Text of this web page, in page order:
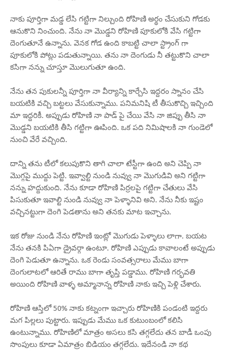
నాకు పూర్తిగా మడ్డ లేసి గట్టిగా నిల్చుంది రోహిణి అర్థం చేసుకుని గోడకు
ఆనుకొని నించుంది. నేను నా మొడ్డని రోహిణి పూకులోకి వేసి గట్టిగా
దెంగుతూనే ఉన్నాను. వెనక గోడ ఉంది కాబట్టి చాలా స్ట్రాంగ్ గా
పూకులోకి పోట్లు పడుతున్నాయి. తను నా దెంగుడు నీ తట్టుకొని చాలా
కసిగా నన్ను చూస్తూ మొలుగుతూ ఉంది.
నేను తన పుకులన్నీ పూర్తిగా నా వీర్యాన్ని కార్చేసి ఇద్దరం స్నానం చేసి
బయటికి వచ్చి బట్టలు వేసుకున్నాము. పనిమనిషి టీ తీసుకొచ్చి ఇచ్చింది
మా ఇద్దరికీ. అప్పుడు రోహిణి నా పాడ్ పై చేయి వేసి నా జిప్పు తీసి నా
మొడ్డని బయటికి తీసి గట్టిగా ఊపింది. ఒక పది నిమిషాలకి నా గుండెలో
నుంచి వేరే వచ్చింది.
దాన్ని తను టీలో కలుపుకొని తాగి చాలా టేస్టీగా ఉంది అని చెప్పి నా
మొగ్గపై ముద్దు పెట్టి. ఇవ్వాల్టి నుండి నువ్వు నా మొగుడివి అని గట్టిగా
నన్ను హద్దుకుంది. నేను కూడా రోహిణి పిర్రలపై గట్టిగా చేతులు వేసి
పిసుకుతూ ఇవాల్టి నుండి నువ్వు నా పెళ్ళానివి అని. నేను నీకు ఇష్టం
వచ్చినట్టుగా దెంగి పెడతాను అని తనకు మాట ఇచ్చాను.
ఇక రోజు నుండి నేను రోహిణి ఇంట్లో మొగుడు పెళ్ళాలు లాగా. బయట
నేను తనకి పిఏగా డ్రైవర్గా ఉంటూ. రోహిణి ఎప్పుడు కావాలంటే అప్పుడు
దెంగి పెడుతూ ఉన్నాను. ఒక రెండు సంవత్సరాలు మేము బాగా
దెంగులాటలో ఆరితే రాము బాగా తృప్తి పడ్డాము. రోహిణి గర్భవతి
అయింది రోహిణి వాళ్ళ అమ్మానాన్న రోహిణి నాకు ఇచ్చి పెళ్లి చేశారు.
రోహిణి ఆస్తిలో 50% నాకు కట్నంగా ఇచ్చారు రోహిణికి పండంటి ఇద్దరు
మగ పిల్లలు పుట్టారు. ఇప్పుడు మేము ఒక కుటుంబంలో కలిసి
ఉంటున్నాము. రోహిణిలో మాత్రం అసలు కసి తగ్గలేదు తన బాడీ ఒంపు
సొంపులు కూడా ఏమాత్రం బిడియం తగ్గలేదు. ఇదేనండి నా కథ